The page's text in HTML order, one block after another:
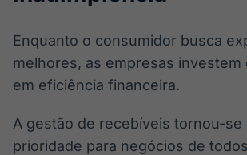
Enquanto o consumidor busca
melhores, as empresas investem
em eficiência financeira.
A gestão de recebíveis tornou-se
prioridade para negócios de